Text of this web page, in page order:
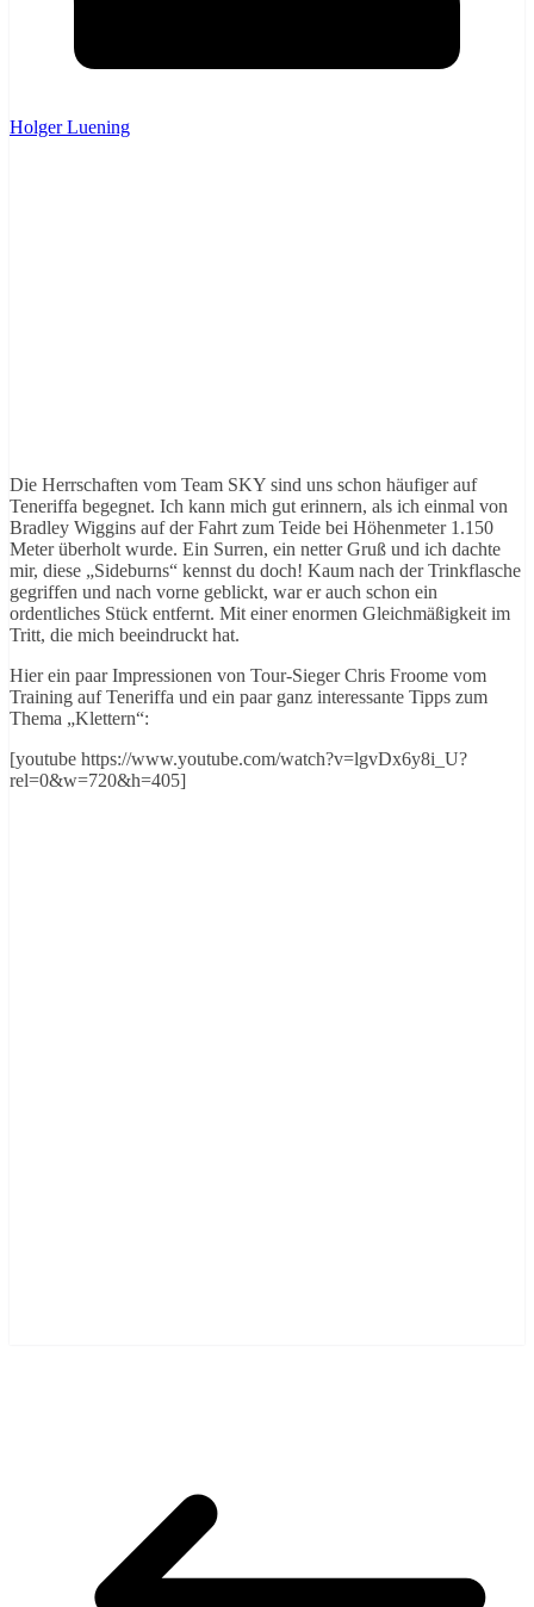
Holger Luening
Die Herrschaften vom Team SKY sind uns schon häufiger auf
Teneriffa begegnet. Ich kann mich gut erinnern, als ich einmal von
Bradley Wiggins auf der Fahrt zum Teide bei Höhenmeter 1.150
Meter überholt wurde. Ein Surren, ein netter Gruß und ich dachte
mir, diese „Sideburns“ kennst du doch! Kaum nach der Trinkflasche
gegriffen und nach vorne geblickt, war er auch schon ein
ordentliches Stück entfernt. Mit einer enormen Gleichmäßigkeit im
Tritt, die mich beeindruckt hat.
Hier ein paar Impressionen von Tour-Sieger Chris Froome vom
Training auf Teneriffa und ein paar ganz interessante Tipps zum
Thema „Klettern“:
[youtube https://www.youtube.com/watch?v=lgvDx6y8i_U?
rel=0&w=720&h=405]